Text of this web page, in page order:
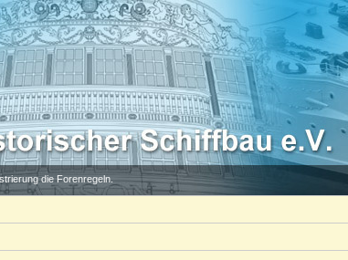
die Forenregeln.